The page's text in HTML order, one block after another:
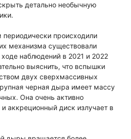
детально необычную
происходили
механизма существовали
наблюдений в 2021 и 2022
выяснить, что вспышки
двух сверхмассивных
черная дыра имеет массу
Она очень активно
аккреционный диск излучает в